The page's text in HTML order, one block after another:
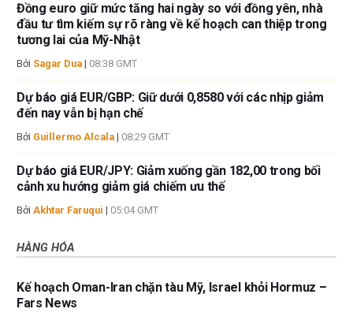
Đồng euro giữ mức tăng hai ngày so với đồng yên, nhà
đầu tư tìm kiếm sự rõ ràng về kế hoạch can thiệp trong
tương lai của Mỹ-Nhật
Bởi Sagar Dua | 08:38 GMT
Dự báo giá EUR/GBP: Giữ dưới 0,8580 với các nhịp giảm
đến nay vẫn bị hạn chế
Bởi Guillermo Alcala | 08:29 GMT
Dự báo giá EUR/JPY: Giảm xuống gần 182,00 trong bối
cảnh xu hướng giảm giá chiếm ưu thế
Bởi Akhtar Faruqui | 05:04 GMT
HÀNG HÓA
Kế hoạch Oman-Iran chặn tàu Mỹ, Israel khỏi Hormuz –
Fars News